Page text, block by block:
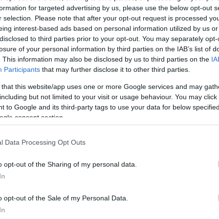
for targeted advertising by us, please use the below opt-out
selection. Please note that after your opt-out request is processed
interest-based ads based on personal information utilized by us
to third parties prior to your opt-out. You may separately
of your personal information by third parties on the IAB’s list of
This information may also be disclosed by us to third parties on the
Participants that may further disclose it to other third parties.
that this website/app uses one or more Google services and may
but not limited to your visit or usage behaviour. You may
to Google and its third-party tags to use your data for below
consent section.
Data Processing Opt Outs
opt-out of the Sharing of my personal data.
opt-out of the Sale of my Personal Data.
δίκης, η Μάγδα Φύσσα βγήκε από την αίθουσα του
στα μάτια. Ήταν δάκρυα χαράς και δικαίωσης.
με τους δικηγόρους της.
Φύσσα κρατούσε ένα χαρτί που έγραφε: «Παύλο
ναζιστική εγκληματική οργάνωση η Χρυσή
ίδια μαζί με τους δικηγόρους πολιτικής αγωγής
τους ναζί».